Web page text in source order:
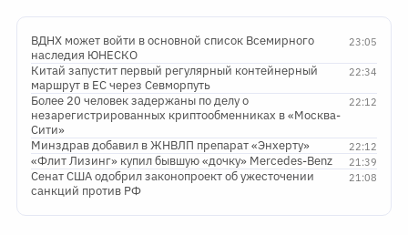
23:05
ВДНХ может войти в основной список Всемирного
наследия ЮНЕСКО
22:34
Китай запустит первый регулярный контейнерный
маршрут в ЕС через Севморпуть
22:12
Более 20 человек задержаны по делу о
незарегистрированных криптообменниках в «Москва-
Сити»
22:12
Минздрав добавил в ЖНВЛП препарат «Энхерту»
21:39
«Флит Лизинг» купил бывшую «дочку» Mercedes-Benz
21:08
Сенат США одобрил законопроект об ужесточении
санкций против РФ